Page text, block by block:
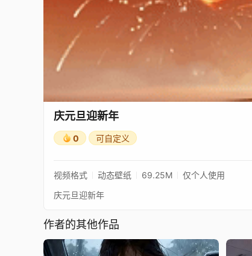
庆元旦迎新年
0 可自定义
视频格式 动态壁纸 69.25M 仅个人使用
庆元旦迎新年
作者的其他作品